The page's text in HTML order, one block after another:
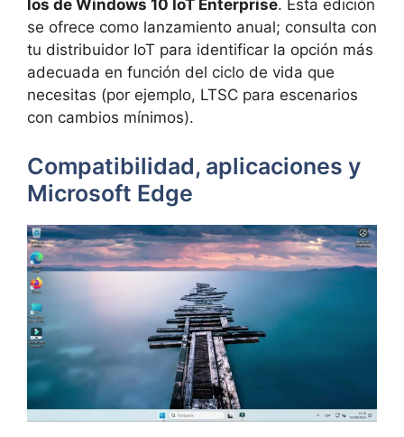
los de Windows 10 IoT Enterprise. Esta edición
se ofrece como lanzamiento anual; consulta con
tu distribuidor IoT para identificar la opción más
adecuada en función del ciclo de vida que
necesitas (por ejemplo, LTSC para escenarios
con cambios mínimos).
Compatibilidad, aplicaciones y
Microsoft Edge